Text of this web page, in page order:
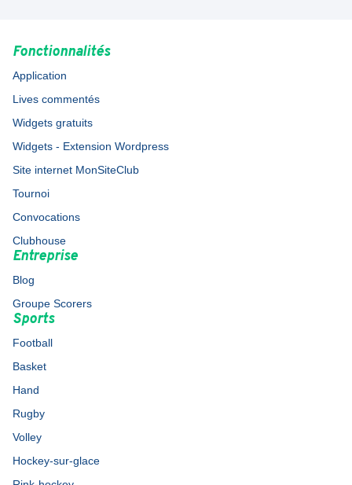
Fonctionnalités
Application
Lives commentés
Widgets gratuits
Widgets - Extension Wordpress
Site internet MonSiteClub
Tournoi
Convocations
Clubhouse
Entreprise
Blog
Groupe Scorers
Sports
Football
Basket
Hand
Rugby
Volley
Hockey-sur-glace